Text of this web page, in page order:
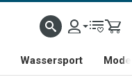
Wassersport